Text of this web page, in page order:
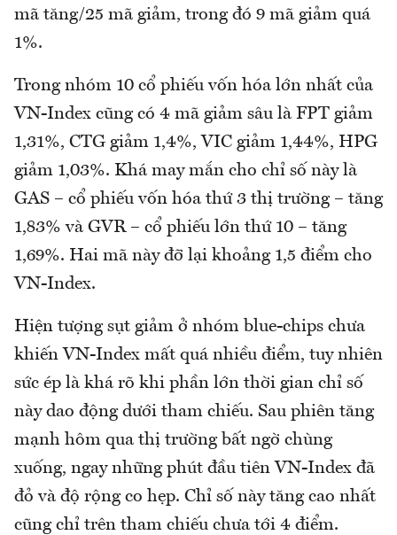
mã tăng/25 mã giảm, trong đó 9 mã giảm quá
1%.
Trong nhóm 10 cổ phiếu vốn hóa lớn nhất của
VN-Index cũng có 4 mã giảm sâu là FPT giảm
1,31%, CTG giảm 1,4%, VIC giảm 1,44%, HPG
giảm 1,03%. Khá may mắn cho chỉ số này là
GAS – cổ phiếu vốn hóa thứ 3 thị trường – tăng
1,83% và GVR – cổ phiếu lớn thứ 10 – tăng
1,69%. Hai mã này đỡ lại khoảng 1,5 điểm cho
VN-Index.
Hiện tượng sụt giảm ở nhóm blue-chips chưa
khiến VN-Index mất quá nhiều điểm, tuy nhiên
sức ép là khá rõ khi phần lớn thời gian chỉ số
này dao động dưới tham chiếu. Sau phiên tăng
mạnh hôm qua thị trường bất ngờ chùng
xuống, ngay những phút đầu tiên VN-Index đã
đỏ và độ rộng co hẹp. Chỉ số này tăng cao nhất
cũng chỉ trên tham chiếu chưa tới 4 điểm.